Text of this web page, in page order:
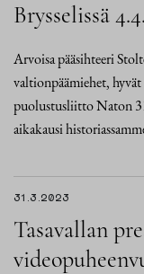
Brysselissä
Arvoisa pääsihteeri
valtionpäämiehet,
puolustusliitto Naton
aikakausi
31.3.2023
Tasavallan